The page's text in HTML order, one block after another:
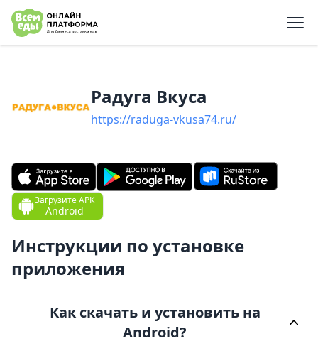
Радуга Вкуса
https://raduga-vkusa74.ru/
Загрузите APK
Android
Инструкции по установке
приложения
Как скачать и установить на
Android?
menu